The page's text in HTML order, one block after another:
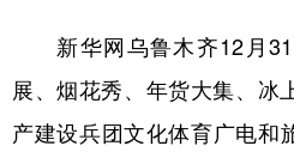
云游新疆 云端悦读
人事频道 融媒体联播
新华网乌鲁木齐12月31
展、烟花秀、年货大集、
产建设兵团文化体育广电和